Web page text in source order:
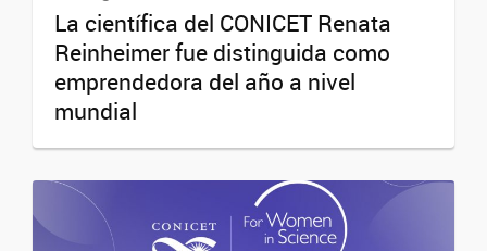
La científica del CONICET Renata
Reinheimer fue distinguida como
emprendedora del año a nivel
mundial